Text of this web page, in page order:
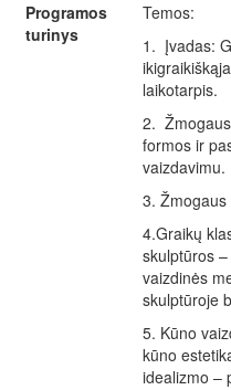
Programos
turinys
Temos:
1. Įvadas:
laikotarpis.
2.
formos ir
vaizdavimu.
3.
4.Graikų
skulptūros
vaizdinės
skulptūroje
5. Kūno
kūno
idealizmo –